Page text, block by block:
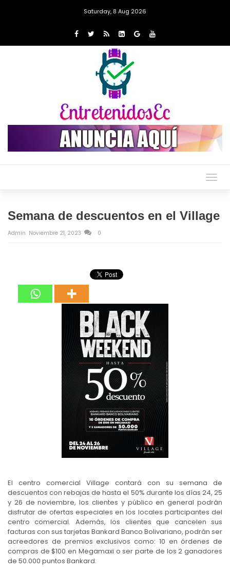
Saturday, 8 Aug 2026
Semana de descuentos en el Village
Admin Noviembre 21, 2023 0
El centro comercial Village contará con su semana de
descuentos con rebajas de hasta el 50% durante los días 24, 25
y 26 de noviembre, los clientes y público en general podrán
disfrutar de ofertas especiales en los locales participantes del
centro comercial. Además, los clientes que cancelen sus
facturas con sus tarjetas Bankard Banco Bolivariano, podrán ser
acreedores de premios exclusivos como: 10 en órdenes de
compras de $100 en Megamaxi o ser parte de los 2 ganadores
de 50.000 puntos Bankard.